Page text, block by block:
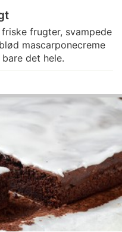
frugter, svampede
mascarponecreme
det hele.